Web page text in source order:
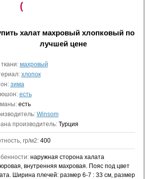
(
халат махровый хлопковыйпо
лучшей цене
махровый
хлопок
зима
есть
есть
Winsom
производитель: Турция
гр/м2: 400
наружная сторона халата
внутренняя махровая. Пояс под цвет
Ширина плечей: размер 6-7 : 33 см, размер